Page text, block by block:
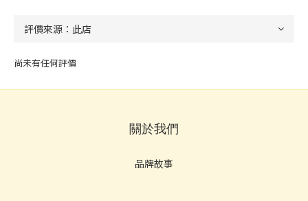
尚未有任何評價
關於我們
品牌故事